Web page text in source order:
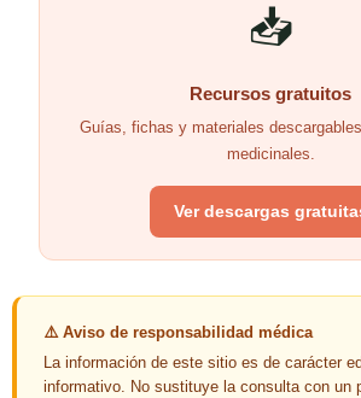
📥
Recursos gratuitos
Guías, fichas y materiales
medicinales.
Ver descargas
⚠️ Aviso de responsabilidad médica
La información de este sitio es de carácter
informativo. No sustituye la consulta con un